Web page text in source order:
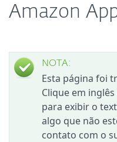
Amazon
NOTA:
Esta página foi
Clique em
para exibir o
algo que não
contato com o